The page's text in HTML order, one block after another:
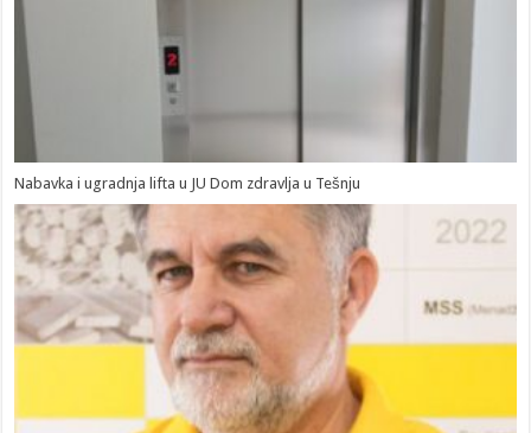
Nabavka i ugradnja lifta u JU Dom zdravlja u Tešnju